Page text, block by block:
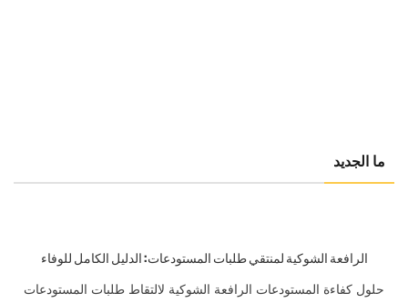
ما الجديد
الرافعة الشوكية لمنتقي طلبات المستودعات: الدليل الكامل للوفاء
بالطلبات بكفاءة
حلول كفاءة المستودعات الرافعة الشوكية لالتقاط طلبات المستودعات